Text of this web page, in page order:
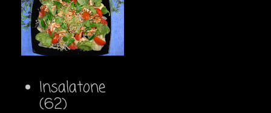
Insalatone
(62)